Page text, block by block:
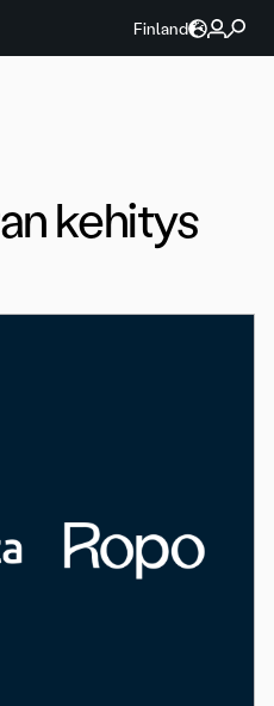
Finland
kehitys